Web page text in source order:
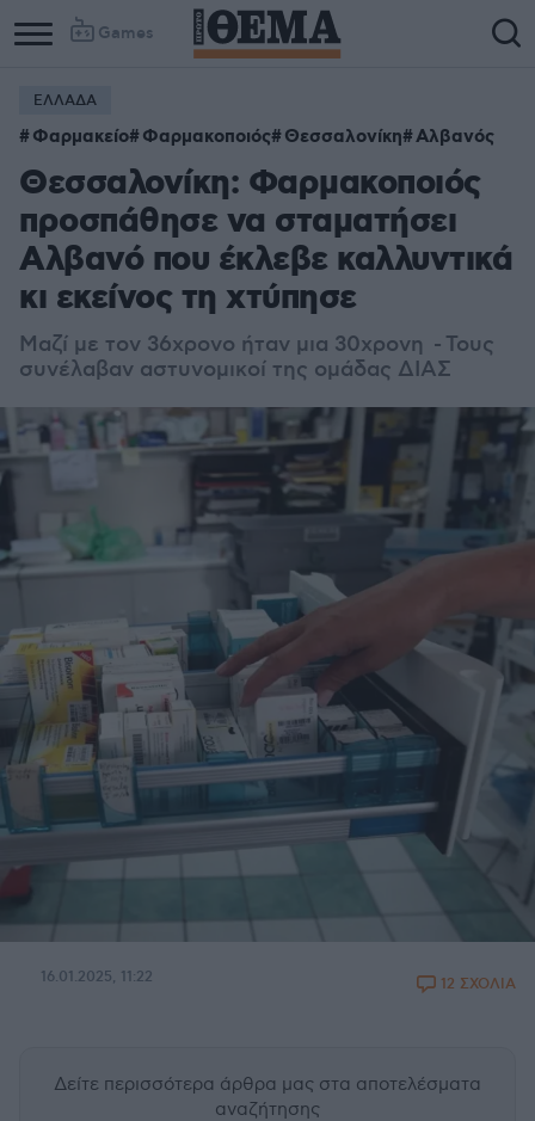
Games
ΕΛΛΑΔΑ
Φαρμακείο Φαρμακοποιός Θεσσαλονίκη Αλβανός
Θεσσαλονίκη: Φαρμακοποιός
προσπάθησε να σταματήσει
Αλβανό που έκλεβε καλλυντικά
κι εκείνος τη χτύπησε
Μαζί με τον 36χρονο ήταν μια 30χρονη - Τους
συνέλαβαν αστυνομικοί της ομάδας ΔΙΑΣ
16.01.2025, 11:22 12 ΣΧΟΛΙΑ
Δείτε περισσότερα άρθρα μας στα αποτελέσματα
αναζήτησης